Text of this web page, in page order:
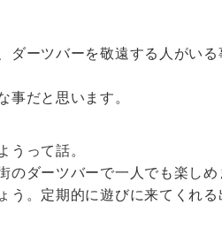
ーツバーを敬遠する人がいる
事だと思います。
うって話。
ダーツバーで一人でも楽しめ
う。定期的に遊びに来てくれ